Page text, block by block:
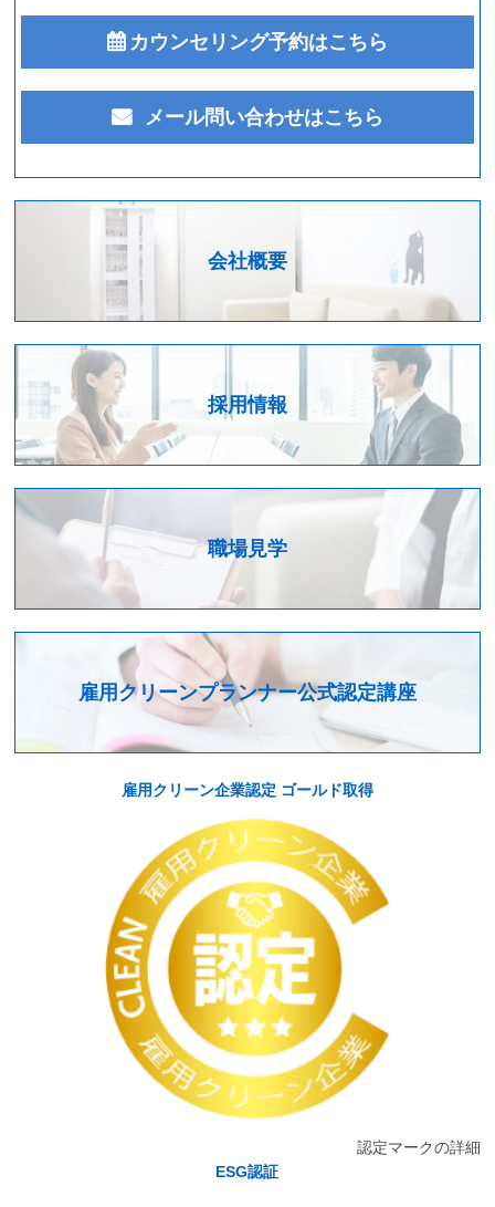
カウンセリング予約はこちら
メール問い合わせはこちら
会社概要
採用情報
職場見学
雇用クリーンプランナー公式認定講座
雇用クリーン企業認定 ゴールド取得
認定マークの詳細
ESG認証